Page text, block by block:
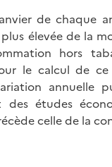
de chaque
élevée de la
hors
le calcul de
annuelle
études
celle de la